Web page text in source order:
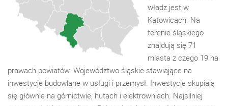
władz jest w
Katowicach. Na
terenie śląskiego
znajdują się 71
miasta z czego 19 na
prawach powiatów. Województwo śląskie stawiające na
inwestycje budowlane w usługi i przemysł. Inwestycje skupiają
się głównie na górnictwie, hutach i elektrowniach. Najsilniej